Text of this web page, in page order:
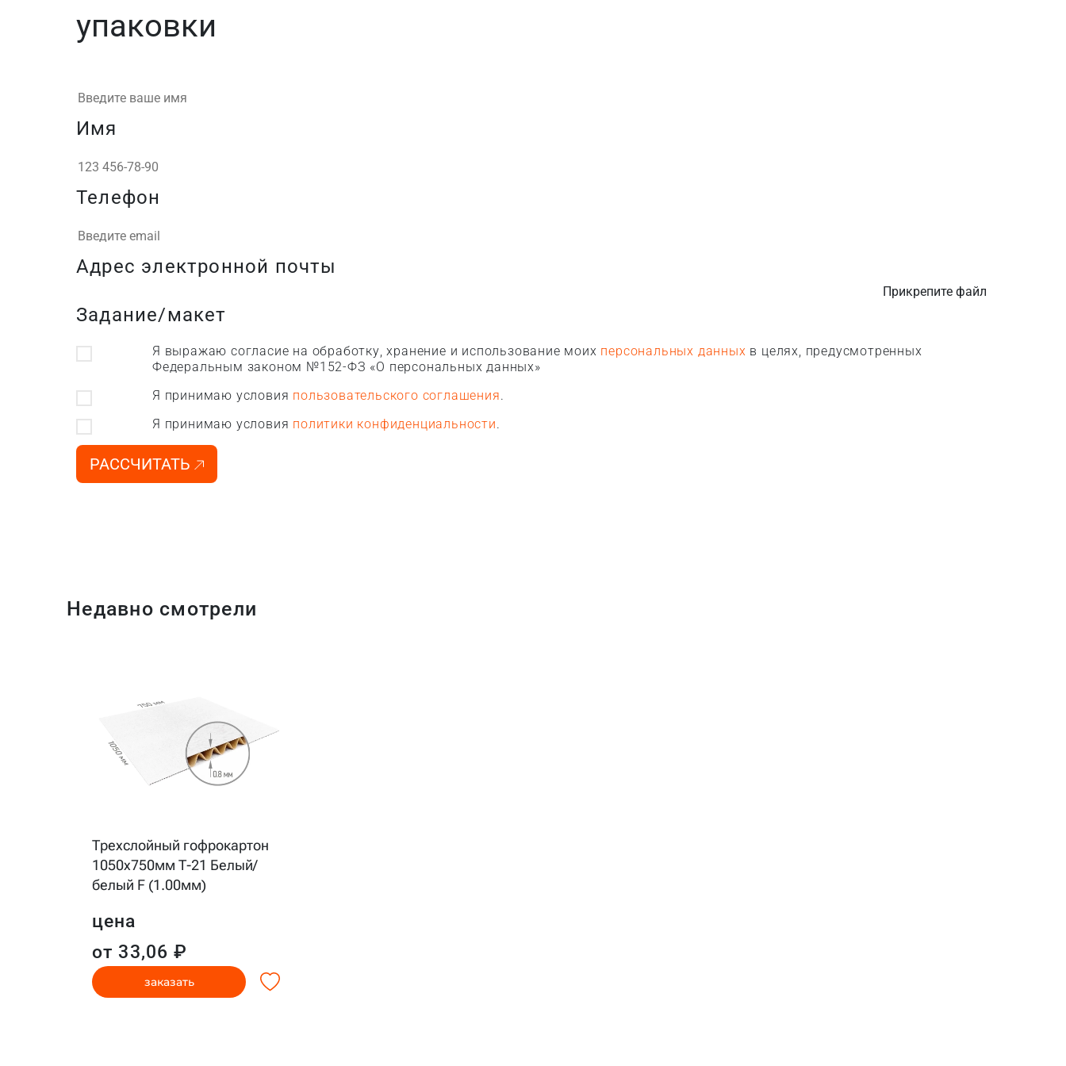
упаковки
Имя
Телефон
Адрес электронной почты
Задание/макет
Прикрепите файл
Я выражаю согласие на обработку, хранение и использование моих персональных данных в целях, предусмотренных
Федеральным законом №152-ФЗ «О персональных данных»
Я принимаю условия пользовательского соглашения.
Я принимаю условия политики конфиденциальности.
РАССЧИТАТЬ
Недавно смотрели
Трехслойный гофрокартон
1050x750мм Т-21 Белый/
белый F (1.00мм)
цена
от 33,06 ₽
заказать